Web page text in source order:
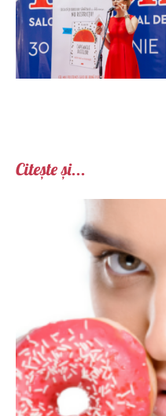
Citește și...